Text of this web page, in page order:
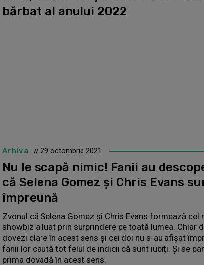
bărbat al anului 2022
Arhiva // 29 octombrie 2021
Nu le scapă nimic! Fanii au
că Selena Gomez și Chris Evans
împreună
Zvonul că Selena Gomez și Chris Evans formează cel
showbiz a luat prin surprindere pe toată lumea. Chiar
dovezi clare în acest sens și cei doi nu s-au afișat
fanii lor caută tot felul de indicii că sunt iubiți. Și se
prima dovadă în acest sens.